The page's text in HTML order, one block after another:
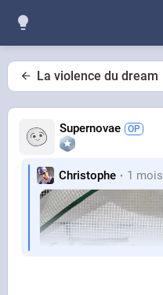
La violence du dream
Supernovae
Christophe 1 mois